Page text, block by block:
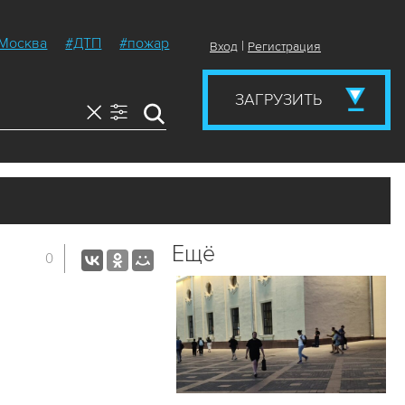
#ДТП #пожар Вход | Регистрация
ЗАГРУЗИТЬ
0 Ещё